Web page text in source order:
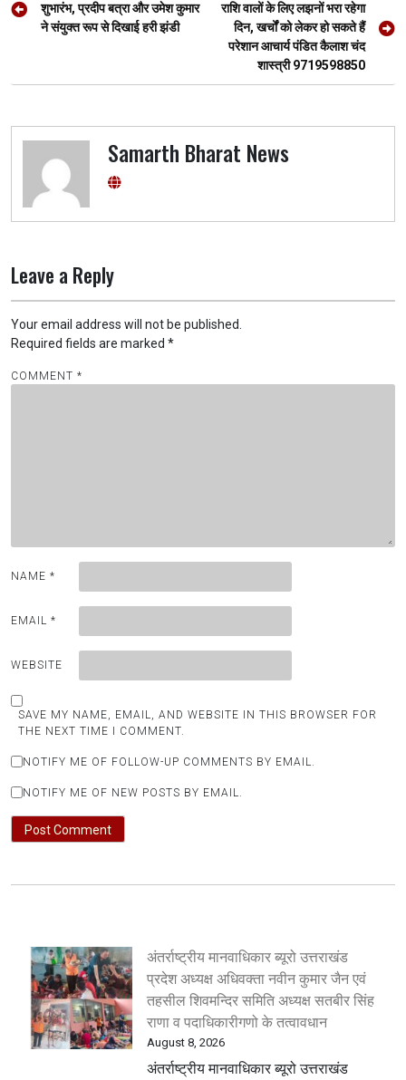
k
p
navigation
शुभारंभ, प्रदीप बत्रा और उमेश कुमार
ने संयुक्त रूप से दिखाई हरी झंडी
राशि वालों के लिए लझनों भरा रहेगा
दिन, खर्चों को लेकर हो सकते हैं
परेशान आचार्य पंडित कैलाश चंद
शास्त्री 9719598850
Samarth Bharat News
Leave a Reply
Your email address will not be published.
Required fields are marked *
COMMENT *
NAME *
EMAIL *
WEBSITE
SAVE MY NAME, EMAIL, AND WEBSITE IN THIS BROWSER FOR
THE NEXT TIME I COMMENT.
NOTIFY ME OF FOLLOW-UP COMMENTS BY EMAIL.
NOTIFY ME OF NEW POSTS BY EMAIL.
अंतर्राष्ट्रीय मानवाधिकार ब्यूरो उत्तराखंड
प्रदेश अध्यक्ष अधिवक्ता नवीन कुमार जैन एवं
तहसील शिवमन्दिर समिति अध्यक्ष सतबीर सिंह
राणा व पदाधिकारीगणो के तत्वावधान
August 8, 2026
अंतर्राष्ट्रीय मानवाधिकार ब्यूरो उत्तराखंड